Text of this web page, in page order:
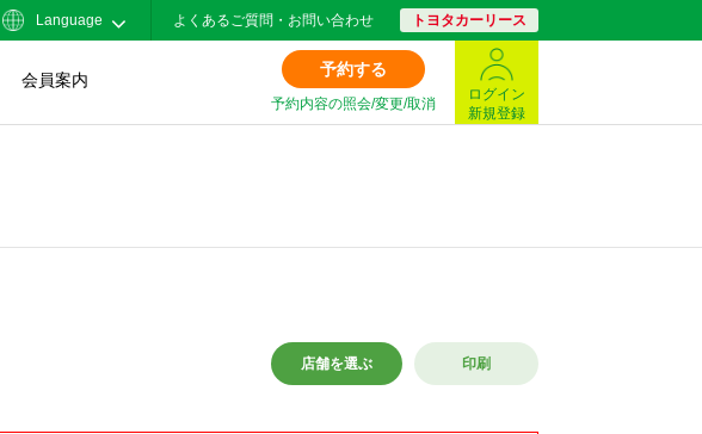
Language よくあるご質問・お問い合わせ トヨタカーリース
会員案内
予約する
予約内容の照会/変更/取消
ログイン
新規登録
店舗を選ぶ 印刷